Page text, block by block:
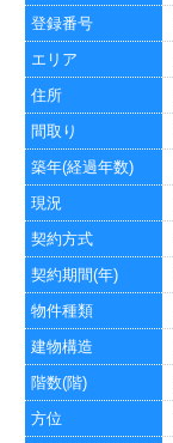
登録番号
エリア
住所
間取り
築年(経過年数)
現況
契約方式
契約期間(年)
物件種類
建物構造
階数(階)
方位